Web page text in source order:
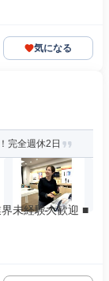
気になる
完全週休2日
未経験大歓迎 ■